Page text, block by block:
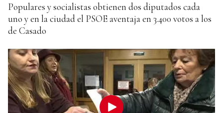
Populares y socialistas obtienen dos diputados cada
uno y en la ciudad el PSOE aventaja en 3.400 votos a los
de Casado